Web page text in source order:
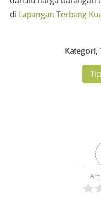
di Lapangan Terbang
Kategori,